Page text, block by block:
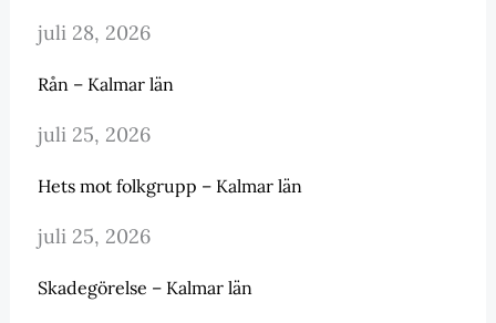
juli 28, 2026
Rån – Kalmar län
juli 25, 2026
Hets mot folkgrupp – Kalmar län
juli 25, 2026
Skadegörelse – Kalmar län